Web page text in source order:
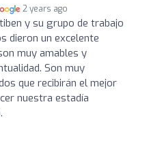
2 years ago
y su grupo de trabajo
dieron un excelente
muy amables y
Son muy
que recibirán el mejor
nuestra estadía